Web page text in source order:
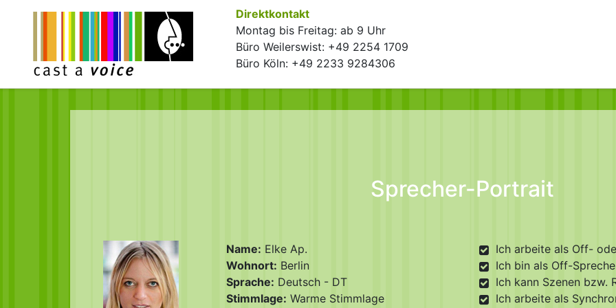
Direktkontakt
Montag bis Freitag: ab 9 Uhr
Büro Weilerswist: +49 2254 1709
Büro Köln: +49 2233 9284306
Sprecher-Portrait
Name: Elke Ap.
Wohnort: Berlin
Sprache: Deutsch - DT
Stimmlage: Warme Stimmlage
Ich arbeite als Off-
Ich bin als Off-
Ich kann Szenen bzw.
Ich arbeite als